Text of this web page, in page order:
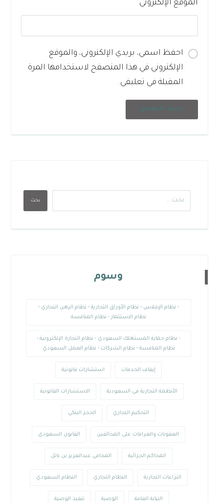
الموقع الإلكتروني
احفظ اسمي، بريدي الإلكتروني، والموقع
الإلكتروني في هذا المتصفح لاستخدامها المرة
المقبلة في تعليقي.
إرسال التعليق
بحث
وسوم
- نظام الإفلاس - نظام الأوراق التجارية - نظام الرهن التجاري -
نظام الاستثمار - نظام المنافسة
- نظام حماية المستهلك السعودي - نظام التجارة الإلكترونية -
نظام المنافسة - نظام الشركات - نظام العمل السعودي
إيقاف الخدمات استشارات قانونية
الأنظمة التجارية في السعودية الاستشارات القانونية
التحكيم التجاري الحجز البنكي
العقوبات والغرامات على المخالفين القانون السعودي
المحاكم الجزائية المحامي عبدالعزيز بن باتل
النزاعات التجارية النظام التجاري النظام السعودي
النيابة العامة الوصية تنفيذ الوصية